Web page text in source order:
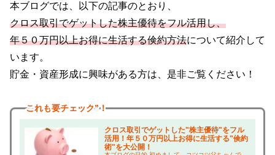
本ブログでは、以下の記事のとおり、
クロス取引でゲットした株主優待をフル活用し、
年５０万円以上お得に生活する倹約方法について紹介して
います。
貯金・資産形成に興味がある方は、是非ご覧ください！
これも要チェック”！
クロス取引でゲットした"株主優待"をフル
活用！年５０万円以上お得に生活する"倹約
術"を大公開！